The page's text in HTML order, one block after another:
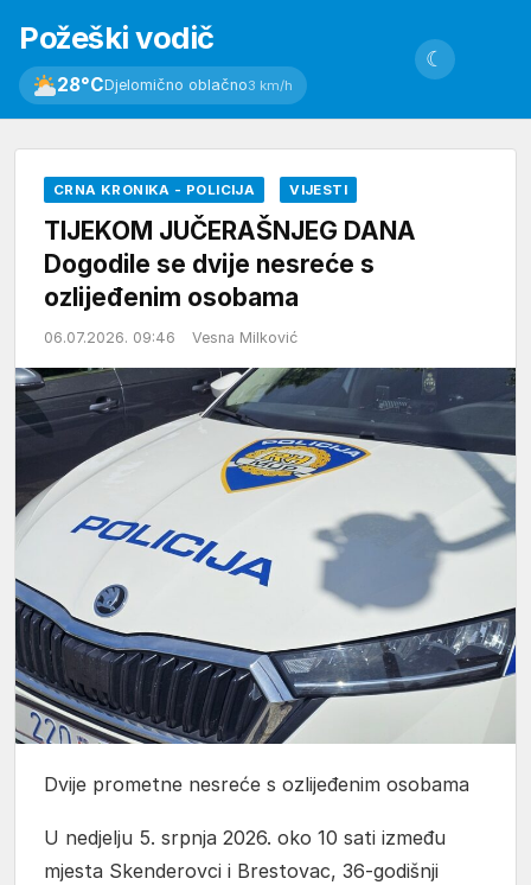
Požeški vodič
28°CDjelomično oblačno3 km/h
☾
CRNA KRONIKA - POLICIJA VIJESTI
TIJEKOM JUČERAŠNJEG DANA
Dogodile se dvije nesreće s
ozlijeđenim osobama
06.07.2026. 09:46 Vesna Milković
Dvije prometne nesreće s ozlijeđenim osobama
U nedjelju 5. srpnja 2026. oko 10 sati između
mjesta Skenderovci i Brestovac, 36-godišnji